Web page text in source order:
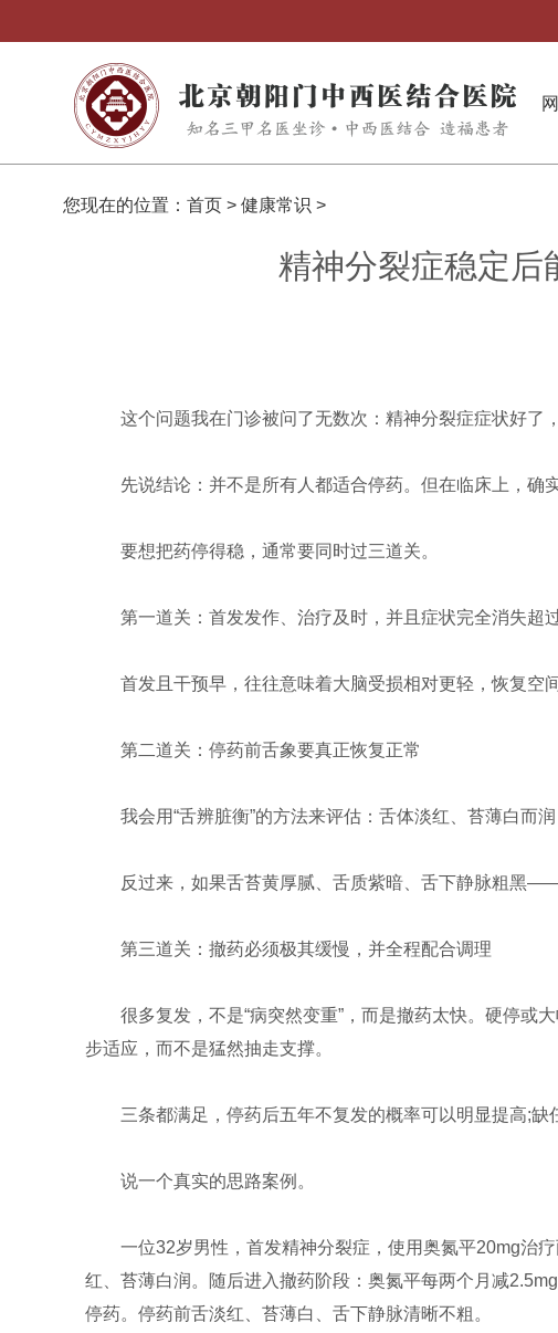
您现在的位置： 首页 > 健康常识 >
精神分裂症稳定后
这个问题我在门诊被问了无数次：精神分裂症症状好
先说结论：并不是所有人都适合停药。但在临床上，确
要想把药停得稳，通常要同时过三道关。
第一道关：首发发作、治疗及时，并且症状完全消失超
首发且干预早，往往意味着大脑受损相对更轻，恢复空
第二道关：停药前舌象要真正恢复正常
我会用“舌辨脏衡”的方法来评估：舌体淡红、苔薄白而
反过来，如果舌苔黄厚腻、舌质紫暗、舌下静脉粗黑
第三道关：撤药必须极其缓慢，并全程配合调理
很多复发，不是“病突然变重”，而是撤药太快。硬停或
步适应，而不是猛然抽走支撑。
三条都满足，停药后五年不复发的概率可以明显提高;
说一个真实的思路案例。
一位32岁男性，首发精神分裂症，使用奥氮平20mg治
红、苔薄白润。随后进入撤药阶段：奥氮平每两个月减
停药。停药前舌淡红、苔薄白、舌下静脉清晰不粗。